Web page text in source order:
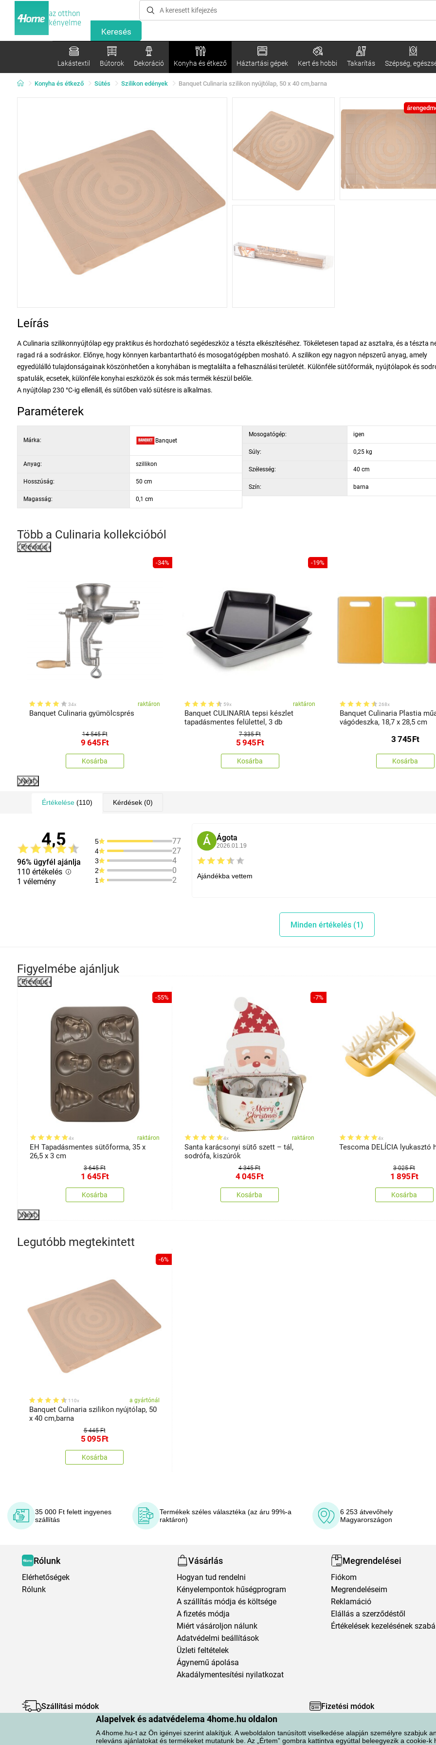
Alapelvek és adatvédelema 4home.hu oldalon
A 4home.hu-t az Ön igényei szerint alakítjuk. A weboldalon tanúsított viselkedése alapján személyre szabjuk
releváns ajánlatokat és termékeket mutatunk be. Az „Értem” gombra kattintva egyúttal beleegyezik a cookie-k
az otthon
kényelme
Lakástextil Bútorok Dekoráció Konyha és étkező Háztartási gépek Kert és hobbi Takarítás Szépség,
Konyha és étkező Sütés Szilikon edények Banquet Culinaria szilikon nyújtólap, 50 x 40 cm,barna
Leírás
A Culinaria szilikonnyújtólap egy praktikus és hordozható segédeszköz a tészta elkészítéséhez. Tökéletesen tapad az asztalra, és a tészta
ragad rá a sodráskor. Előnye, hogy könnyen karbantartható és mosogatógépben mosható. A szilikon egy nagyon népszerű anyag, amely
egyedülálló tulajdonságainak köszönhetően a konyhában is megtalálta a felhasználási területét. Különféle sütőformák, nyújtólapok és
spatulák, ecsetek, különféle konyhai eszközök és sok más termék készül belőle.
A nyújtólap 230 °C-ig ellenáll, és sütőben való sütésre is alkalmas.
Paraméterek
Márka: Banquet
Anyag: szillikon
Hosszúság: 50 cm
Magasság: 0,1 cm
Mosogatógép: igen
Súly: 0,25 kg
Szélesség: 40 cm
Szín: barna
Több a Culinaria kollekcióból
Previous
-34%
34x raktáron
Banquet Culinaria gyümölcsprés
14 545 Ft
9 645Ft
Kosárba
-19%
59x raktáron
Banquet CULINARIA tepsi készlet
tapadásmentes felülettel, 3 db
7 335 Ft
5 945Ft
Kosárba
268x
Banquet Culinaria Plastia
vágódeszka, 18,7 x 28,5 cm
3 745Ft
Kosárba
Next
Értékelése (110) Kérdések (0)
4,5
96% ügyfél ajánlja
110 értékelés
1 vélemény
5 77
4 27
3 4
2 0
1 2
Á Ágota
2026.01.19
Ajándékba vettem
Minden értékelés (1)
Figyelmébe ajánljuk
Previous
-55%
4x raktáron
EH Tapadásmentes sütőforma, 35 x
26,5 x 3 cm
3 645 Ft
1 645Ft
Kosárba
-7%
4x raktáron
Santa karácsonyi sütő szett – tál,
sodrófa, kiszúrók
4 345 Ft
4 045Ft
Kosárba
4x
Tescoma DELÍCIA lyukasztó
3 025 Ft
1 895Ft
Kosárba
Next
Legutóbb megtekintett
-6%
110x a gyártónál
Banquet Culinaria szilikon nyújtólap, 50
x 40 cm,barna
5 445 Ft
5 095Ft
Kosárba
35 000 Ft felett ingyenes
szállítás
Termékek széles választéka (az áru 99%-a
raktáron)
6 253 átvevőhely
Magyarországon
Rólunk
Elérhetőségek
Rólunk
Vásárlás
Hogyan tud rendelni
Kényelempontok hűségprogram
A szállítás módja és költsége
A fizetés módja
Miért vásároljon nálunk
Adatvédelmi beállítások
Üzleti feltételek
Ágynemű ápolása
Akadálymentesítési nyilatkozat
Megrendelései
Fiókom
Megrendeléseim
Reklamáció
Elállás a szerződéstől
Értékelések kezelésének
Szállítási módok Fizetési módok